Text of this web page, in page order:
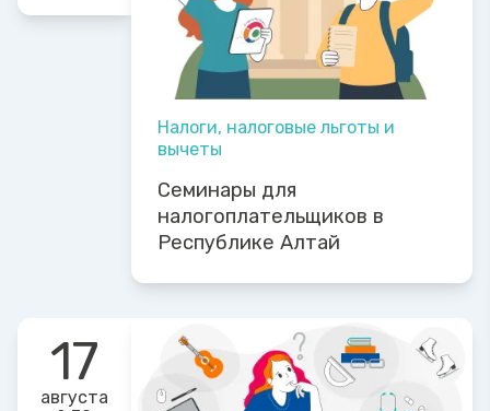
Налоги, налоговые льготы и
вычеты
Семинары для
налогоплательщиков в
Республике Алтай
17
августа